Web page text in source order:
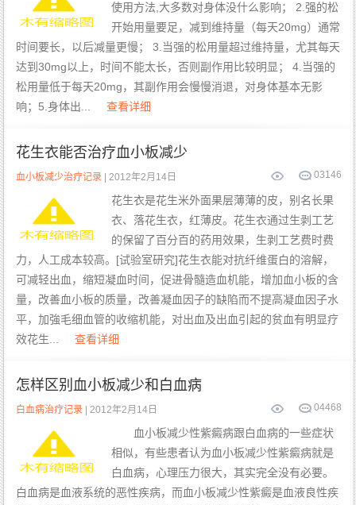
使用方法,大多数对身体没什么影响； 2.强的松
开始用量要足，减到维持量（每天20mg）通常
时间要长，以后减量更慢； 3.当强的松用量超过维持量，尤其每天
达到30mg以上，时间不能太长，否则副作用比较明显； 4.当强的
松用量低于每天20mg，其副作用会慢慢消退，对身体基本无影
响；5.身体出...
查看详细
花生衣能否治疗血小板减少
3146
0
血小板减少治疗记录 | 2012年2月14日
花生衣是花生米外面果层薄薄的皮，别名长果
衣、落花生衣，红薄皮。花生衣通过生剥工艺
的保留了百分百的药用效果，生剥工艺费时费
力，人工成本较高。[试验室研究]花生衣能对抗纤维蛋白的溶解，
可减轻出血，缩短凝血时间，促进骨髓造血机能，增加血小板的含
量，改善血小板的质量，改善凝血因子的缺陷而不提高凝血因子水
平，加強毛细血管的收缩机能，对出血及出血引起的贫血有明显疗
效花生...
查看详细
怎样区别血小板减少和白血病
4468
0
白血病治疗记录 | 2012年2月14日
血小板减少性紫癜病跟白血病的一些症状
相似，有些患者认为血小板减少性紫癜病就是
白血病，心理压力很大，其实完全没有必要。
白血病是血液系统的恶性疾病，而血小板减少性紫癜是血液良性疾